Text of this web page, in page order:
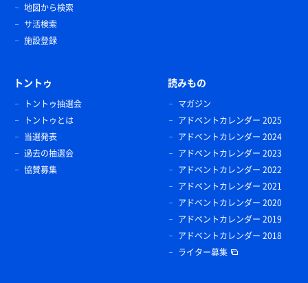
地図から検索
サ活検索
施設登録
トントゥ
トントゥ抽選会
トントゥとは
当選発表
過去の抽選会
協賛募集
読みもの
マガジン
アドベントカレンダー 2025
アドベントカレンダー 2024
アドベントカレンダー 2023
アドベントカレンダー 2022
アドベントカレンダー 2021
アドベントカレンダー 2020
アドベントカレンダー 2019
アドベントカレンダー 2018
ライター募集